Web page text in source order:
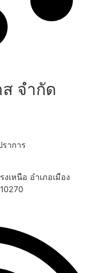
จำกัด
าการ
เหนือ อำเภอเมือง